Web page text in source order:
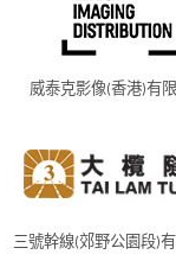
威泰克影像(香港)有
三號幹線(郊野公園段)